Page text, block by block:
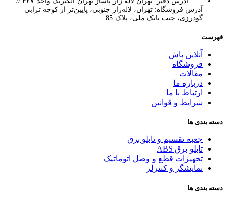
آدرس فروشگاه: تهران، لاله‌زار جنوبی، پایین‌تر از کوچه ترابی
گودرزی، جنب بانک ملی، پلاک 85
فهرست
آنلاین باش
فروشگاه
مقالات
درباره ما
ارتباط با ما
شرایط و قوانین
دسته بندی ها
جعبه تقسیم و تابلو برق
تابلو برق ABS
تجهیزات قطع و وصل اتوماتیک
نمایشگر و کنترلر
دسته بندی ها